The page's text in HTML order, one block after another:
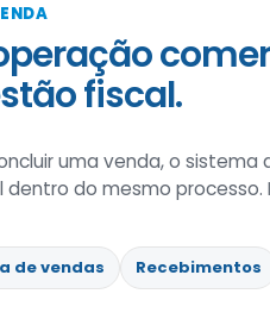
fiscal.
uma venda, o
dentro do mesmo
de vendas Recebimentos